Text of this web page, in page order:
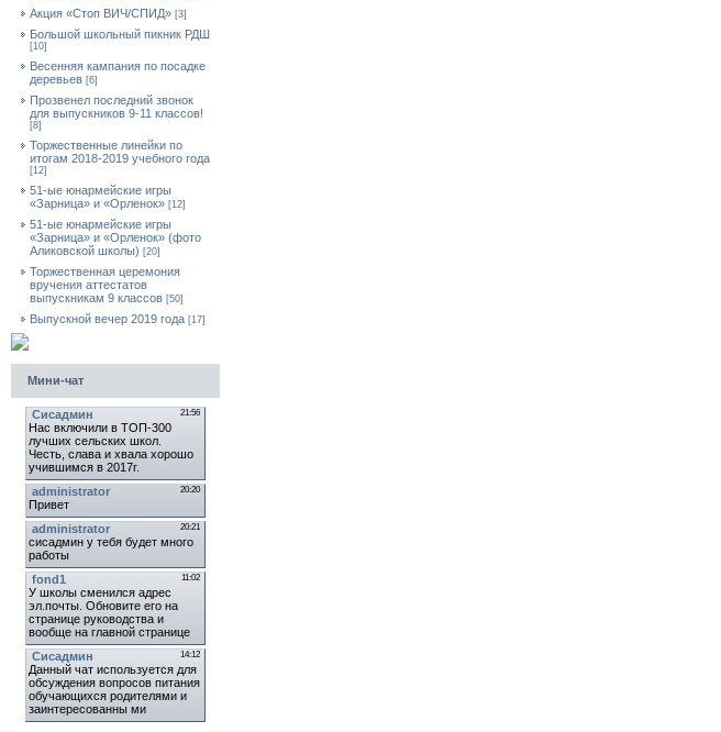
Акция «Стоп ВИЧ/СПИД» [3]
Большой школьный пикник РДШ
[10]
Весенняя кампания по посадке
деревьев [6]
Прозвенел последний звонок
для выпускников 9-11 классов!
[8]
Торжественные линейки по
итогам 2018-2019 учебного года
[12]
51-ые юнармейские игры
«Зарница» и «Орленок» [12]
51-ые юнармейские игры
«Зарница» и «Орленок» (фото
Аликовской школы) [20]
Торжественная церемония
вручения аттестатов
выпускникам 9 классов [50]
Выпускной вечер 2019 года [17]
Мини-чат